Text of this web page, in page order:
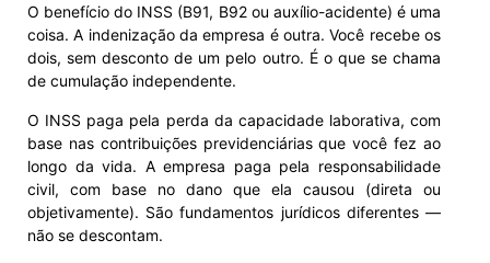
O benefício do INSS (B91, B92 ou auxílio-acidente) é uma
coisa. A indenização da empresa é outra. Você recebe os
dois, sem desconto de um pelo outro. É o que se chama
de cumulação independente.
O INSS paga pela perda da capacidade laborativa, com
base nas contribuições previdenciárias que você fez ao
longo da vida. A empresa paga pela responsabilidade
civil, com base no dano que ela causou (direta ou
objetivamente). São fundamentos jurídicos diferentes —
não se descontam.